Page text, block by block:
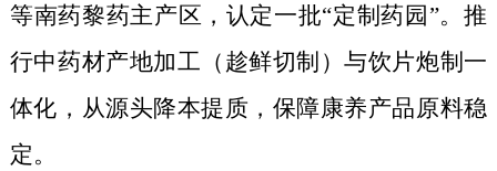
等南药黎药主产区，认定一批“定制药园”。推
行中药材产地加工（趁鲜切制）与饮片炮制一
体化，从源头降本提质，保障康养产品原料稳
定。